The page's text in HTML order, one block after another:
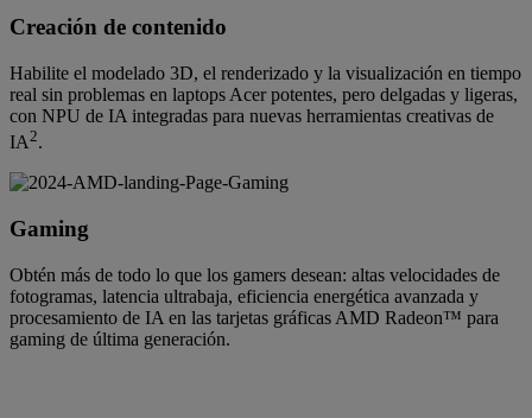
Creación de contenido
Habilite el modelado 3D, el renderizado y la visualización en tiempo
real sin problemas en laptops Acer potentes, pero delgadas y ligeras,
con NPU de IA integradas para nuevas herramientas creativas de
IA 2.
Gaming
Obtén más de todo lo que los gamers desean: altas velocidades de
fotogramas, latencia ultrabaja, eficiencia energética avanzada y
procesamiento de IA en las tarjetas gráficas AMD Radeon™ para
gaming de última generación.